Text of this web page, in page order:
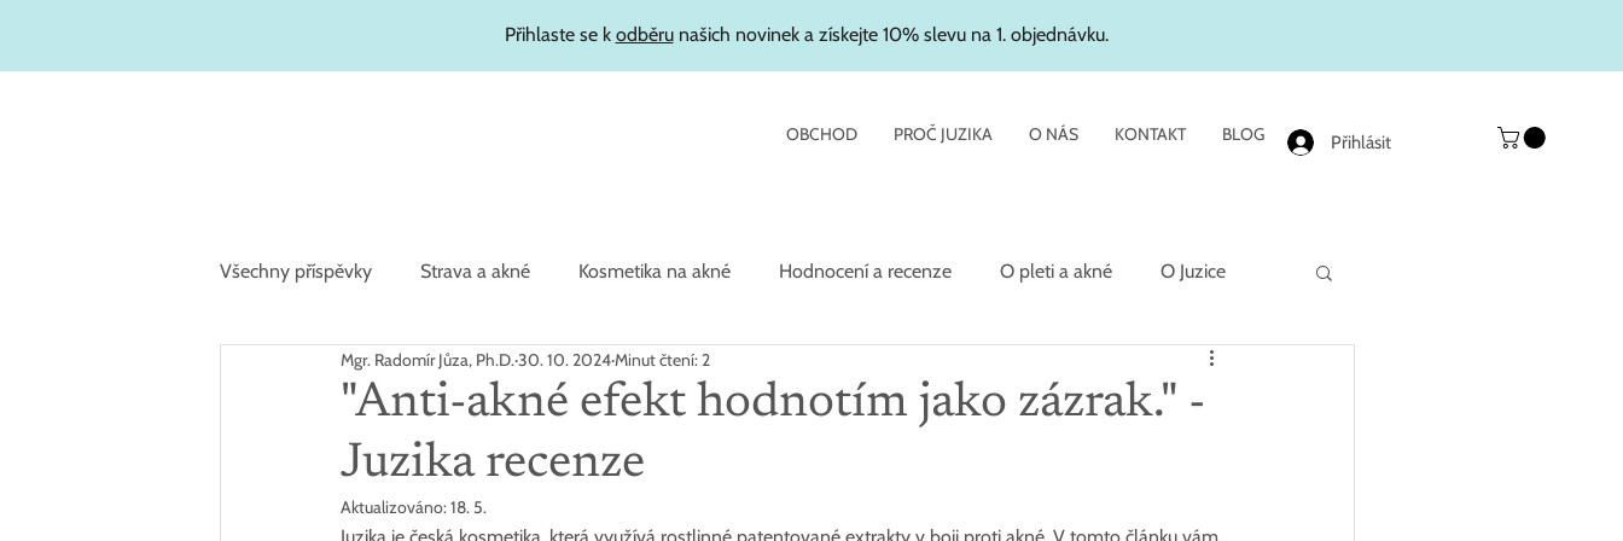
Přihlaste se k odběrunašich novinek a získejte 10% slevu na 1. objednávku.
OBCHOD PROČ JUZIKA O NÁS KONTAKT BLOG Přihlásit
Všechny příspěvky Strava a akné Kosmetika na akné Hodnocení a recenze O pleti a akné O Juzice
Zajímavosti Hydratační kosmetika
"Anti-akné efekt hodnotím jako zázrak." -
Juzika recenze
Mgr. Radomír Jůza, Ph.D. 30. 10. 2024 Minut čtení: 2
Aktualizováno:18. 5.